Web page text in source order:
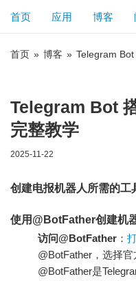
首页 应用 博客
首页 » 博客 » Telegram
Telegram Bot
完整教学
2025-11-22
创建电报机器人所需的工
使用@BotFather创建机
访问@BotFather ：
@BotFather，选择官
@BotFather是